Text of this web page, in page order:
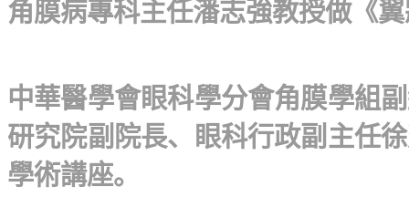
角膜病專科主任潘志強教授做《
中華醫學會眼科學分會角膜學組
研究院副院長、眼科行政副主任
學術講座。